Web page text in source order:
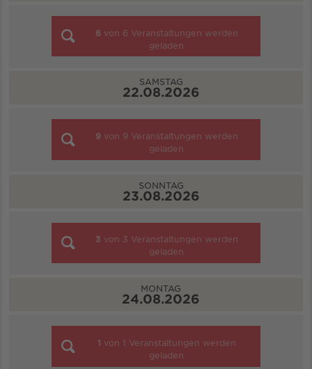
6 von 6 Veranstaltungen werden
geladen
SAMSTAG
22.08.2026
9 von 9 Veranstaltungen werden
geladen
SONNTAG
23.08.2026
3 von 3 Veranstaltungen werden
geladen
MONTAG
24.08.2026
1 von 1 Veranstaltungen werden
geladen